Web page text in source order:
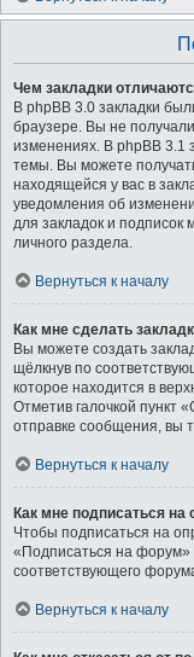
Чем закладки
В phpBB 3.0 закладки
браузере. Вы не
изменениях. В phpBB 3.1
темы. Вы можете
находящейся у вас в
уведомления об
для закладок и подписок
личного раздела.
Вернуться к началу
Как мне сделать
Вы можете создать
щёлкнув по
которое находится в
Отметив галочкой пункт
отправке сообщения, вы
Вернуться к началу
Как мне подписаться
Чтобы подписаться на
«Подписаться на форум»
соответствующего
Вернуться к началу